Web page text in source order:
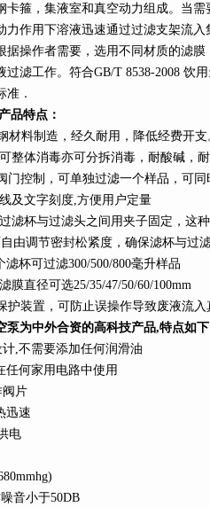
卡箍，集液室和真空动力组成。当
力作用下溶液迅速通过过滤支架流
据操作者需要，选用不同材质的滤
过滤工作。符合GB/T 8538-2008 饮
准．
品特点：
材料制造，经久耐用，降低经费开支
整体消毒亦可分拆消毒，耐酸碱，耐
门控制，可单独过滤一个样品，可同
及文字刻度,方便用户定量
滤杯与过滤头之间用夹子固定，这
由调节密封松紧度，确保滤杯与过
滤杯可过滤300/500/800毫升样品
膜直径可选25/35/47/50/60/100mm
护装置，可防止误操作导致废液流入
泵为中外合资的高科技产品,特点如下
计,不需要添加任何润滑油
任何家用电路中使用
阀片
迅速
电
音小于50DB